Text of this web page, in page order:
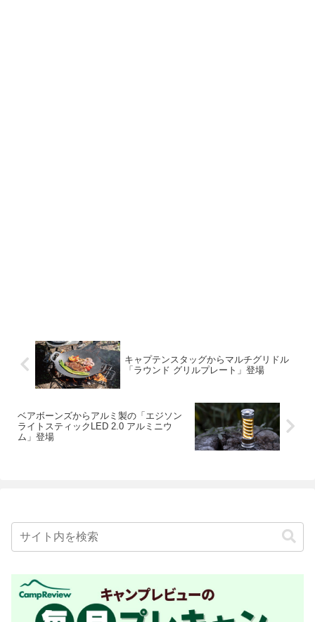
キャプテンスタッグからマルチグリドル
「ラウンド グリルプレート」登場
ベアボーンズからアルミ製の「エジソン
ライトスティックLED 2.0 アルミニウ
ム」登場